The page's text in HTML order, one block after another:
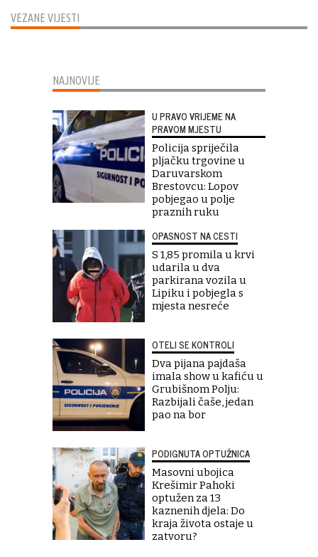
VEZANE VIJESTI
NAJNOVIJE
U PRAVO VRIJEME NA
PRAVOM MJESTU
Policija spriječila
pljačku trgovine u
Daruvarskom
Brestovcu: Lopov
pobjegao u polje
praznih ruku
OPASNOST NA CESTI
S 1,85 promila u krvi
udarila u dva
parkirana vozila u
Lipiku i pobjegla s
mjesta nesreće
OTELI SE KONTROLI
Dva pijana pajdaša
imala show u kafiću u
Grubišnom Polju:
Razbijali čaše, jedan
pao na bor
PODIGNUTA OPTUŽNICA
Masovni ubojica
Krešimir Pahoki
optužen za 13
kaznenih djela: Do
kraja života ostaje u
zatvoru?